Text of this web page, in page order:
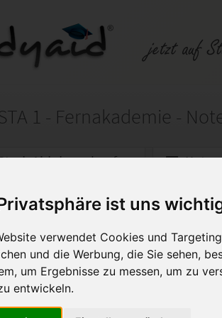
ist uns
verwendet Cookies und
und die Werbung, die Sie sehen,
um Ergebnisse zu messen, um zu
entwickeln.
1 - Fernakademie -
verkaufen
Wirtschaft
Wirtschaftsstatistik 1
Die Einsendeaufgabe
Inklusive Korrekturnotizen